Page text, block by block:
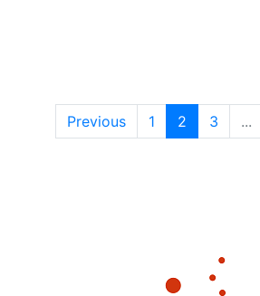
Previous 1 2 3 ...